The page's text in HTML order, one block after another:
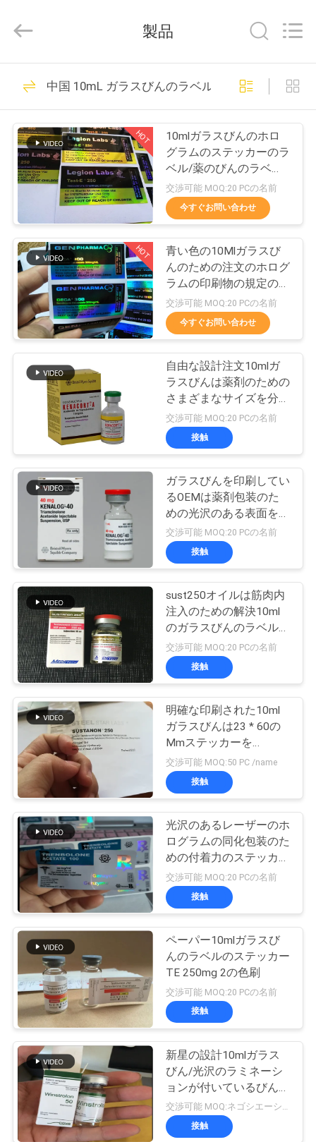
プ
ロ
ダ
ト
私
達
に
工
行
品
質
管
理
達
に
連
絡
し
な
い
ニ
ュ
ー
ス
2017
Reserved.
ガラス ガラスびん
のラベル
303
錠剤のラベル
254
10mL ガラスびんの
ラベル
139
注文のガラスびん
のラベル
111
10ml ガラスびん箱
45
保証ホログラムの
ステッカー
27
薬剤包装箱
19
製品
中国 10mL ガラスびんのラベル
HOT
10mlガラスびんのホロ
グラムのステッカーのラ
ベル/薬のびんのラベル
のレーザープリンターに
よる印刷
交渉可能 MOQ:20 PCの名前
今すぐお問い合わせ
HOT
青い色の10Mlガラスび
んのための注文のホログ
ラムの印刷物の規定のび
んのラベル
交渉可能 MOQ:20 PCの名前
今すぐお問い合わせ
自由な設計注文10mlガ
ラスびんは薬剤のための
さまざまなサイズを分類
します
交渉可能 MOQ:20 PCの名前
接触
ガラスびんを印刷してい
るOEMは薬剤包装のた
めの光沢のある表面を分
類する
交渉可能 MOQ:20 PCの名前
接触
sust250オイルは筋肉内
注入のための解決10ml
のガラスびんのラベルを
基づかせていました
交渉可能 MOQ:20 PCの名前
接触
明確な印刷された10ml
ガラスびんは23 * 60の
Mmステッカーを
Muscledevelopのための
分類する
交渉可能 MOQ:50 PC /name
接触
光沢のあるレーザーのホ
ログラムの同化包装のた
めの付着力のステッカー
のラベル
交渉可能 MOQ:20 PCの名前
接触
ペーパー10mlガラスび
んのラベルのステッカー
TE 250mg 2の色刷
交渉可能 MOQ:20 PCの名前
接触
新星の設計10mlガラス
びん/光沢のラミネーシ
ョンが付いているびんの
ラベルは分類する
交渉可能 MOQ:ネゴシエーション
接触